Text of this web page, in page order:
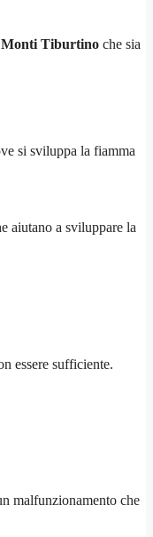
Monti Tiburtino che sia
si sviluppa la fiamma
aiutano a sviluppare la
essere sufficiente.
malfunzionamento che